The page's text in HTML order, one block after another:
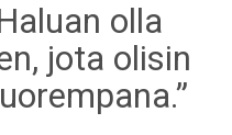
olla
jota olisin